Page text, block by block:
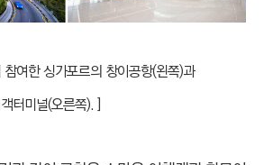
여한 싱가포르의 창이공항(왼쪽)과
터미널(오른쪽). ]